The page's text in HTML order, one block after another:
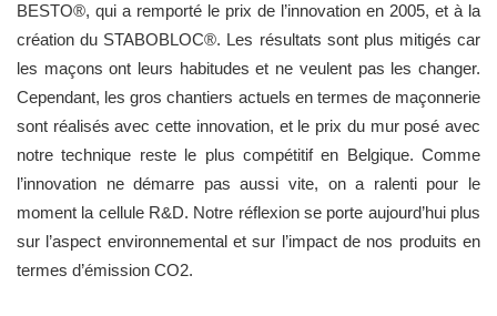
BESTO®, qui a remporté le prix de l’innovation en 2005, et à la
création du STABOBLOC®. Les résultats sont plus mitigés car
les maçons ont leurs habitudes et ne veulent pas les changer.
Cependant, les gros chantiers actuels en termes de maçonnerie
sont réalisés avec cette innovation, et le prix du mur posé avec
notre technique reste le plus compétitif en Belgique. Comme
l’innovation ne démarre pas aussi vite, on a ralenti pour le
moment la cellule R&D. Notre réflexion se porte aujourd’hui plus
sur l’aspect environnemental et sur l’impact de nos produits en
termes d’émission CO2.